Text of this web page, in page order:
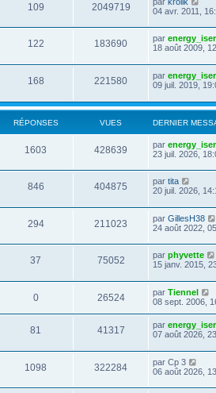
109 2049719
04 avr. 2011,
122 183690 par
18 août 2009,
168 221580 par
09 juil. 2019,
RÉPONSES VUES DERNIER
1603 428639 par
23 juil. 2026,
846 404875 par tita
20 juil. 2026,
294 211023 par GillesH38
24 août 2022,
37 75052 par phyvette
15 janv. 2015,
0 26524 par Tiennel
08 sept. 2006,
81 41317 par
07 août 2026,
1098 322284 par Cp 3
06 août 2026,